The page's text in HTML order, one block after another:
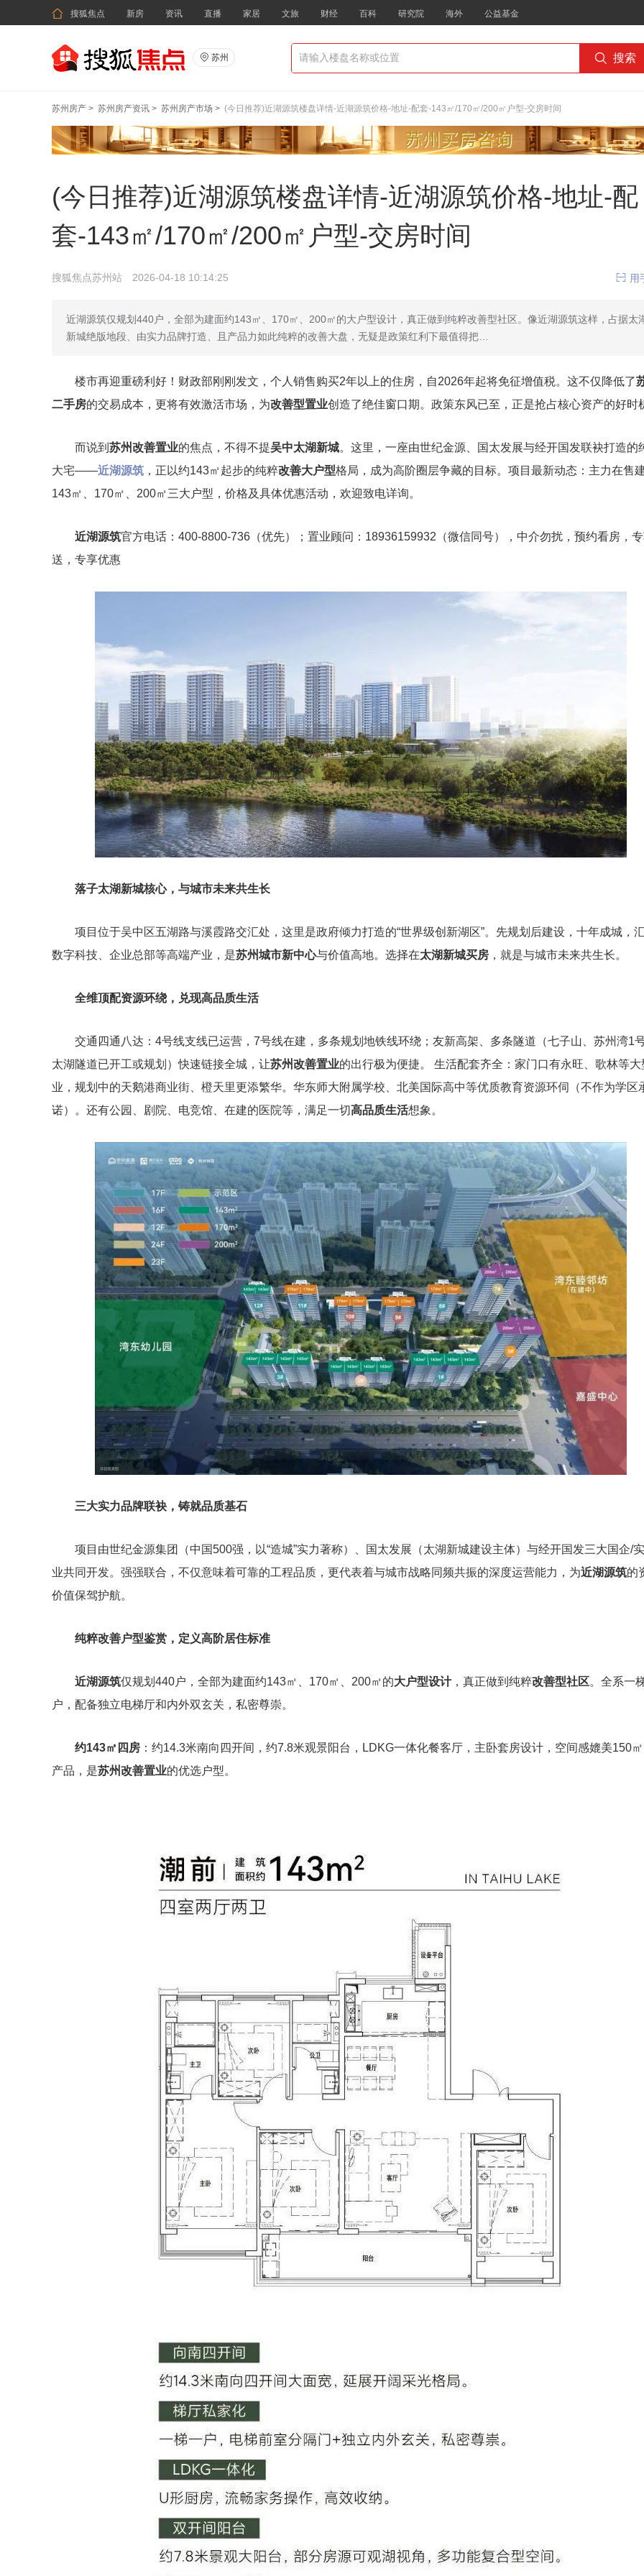
 搜狐焦点 新房 资讯 直播 家居 文旅 财经 百科 研究院 海外 公益基金
 苏州  搜索
苏州房产 > 苏州房产资讯 > 苏州房产市场 > (今日推荐)近湖源筑楼盘详情-近湖源筑价格-地址-配套-143㎡/170㎡/200㎡户型-交房时间
(今日推荐)近湖源筑楼盘详情-近湖源筑价格-地址-配
套-143㎡/170㎡/200㎡户型-交房时间
搜狐焦点苏州站 2026-04-18 10:14:25  用
近湖源筑仅规划440户，全部为建面约143㎡、170㎡、200㎡的大户型设计，真正做到纯粹改善型社区。像近湖源筑这样，占据太
新城绝版地段、由实力品牌打造、且产品力如此纯粹的改善大盘，无疑是政策红利下最值得把…
楼市再迎重磅利好！财政部刚刚发文，个人销售购买2年以上的住房，自2026年起将免征增值税。这不仅降低了
二手房的交易成本，更将有效激活市场，为改善型置业创造了绝佳窗口期。政策东风已至，正是抢占核心资产的好时
而说到 苏州改善置业的焦点，不得不提吴中太湖新城。这里，一座由世纪金源、国太发展与经开国发联袂打造的
大宅——近湖源筑 ，正以约143㎡起步的纯粹改善大户型格局，成为高阶圈层争藏的目标。项目最新动态：主力在售
143㎡、170㎡、200㎡三大户型，价格及具体优惠活动，欢迎致电详询。
近湖源筑官方电话：400-8800-736（优先）；置业顾问：18936159932（微信同号），中介勿扰，预约看房，
送，专享优惠
落子太湖新城核心，与城市未来共生长
项目位于吴中区五湖路与溪霞路交汇处，这里是政府倾力打造的“世界级创新湖区”。先规划后建设，十年成城，
数字科技、企业总部等高端产业，是苏州城市新中心与价值高地。选择在太湖新城买房 ，就是与城市未来共生长。
全维顶配资源环绕，兑现高品质生活
交通四通八达：4号线支线已运营，7号线在建，多条规划地铁线环绕；友新高架、多条隧道（七子山、苏州湾1
太湖隧道已开工或规划）快速链接全城，让苏州改善置业的出行极为便捷。 生活配套齐全：家门口有永旺、歌林等大
业，规划中的天鹅港商业街、橙天里更添繁华。华东师大附属学校、北美国际高中等优质教育资源环伺（不作为学区
诺）。还有公园、剧院、电竞馆、在建的医院等，满足一切高品质生活想象。
三大实力品牌联袂，铸就品质基石
项目由世纪金源集团（中国500强，以“造城”实力著称）、国太发展（太湖新城建设主体）与经开国发三大国企/
业共同开发。强强联合，不仅意味着可靠的工程品质，更代表着与城市战略同频共振的深度运营能力，为近湖源筑的
价值保驾护航。
纯粹改善户型鉴赏，定义高阶居住标准
近湖源筑仅规划440户，全部为建面约143㎡、170㎡、200㎡的大户型设计，真正做到纯粹改善型社区。全系一
户，配备独立电梯厅和内外双玄关，私密尊崇。
约143㎡四房 ：约14.3米南向四开间，约7.8米观景阳台，LDKG一体化餐客厅，主卧套房设计，空间感媲美150
产品，是苏州改善置业的优选户型。